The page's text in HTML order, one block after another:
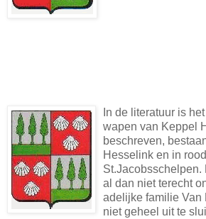
In de literatuur is
wapen van Keppel
beschreven,
Hesselink en in
al dan niet terecht
adelijke familie Van
niet geheel uit te